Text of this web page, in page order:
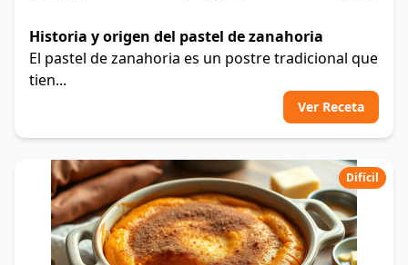
Historia y origen del pastel de zanahoria
El pastel de zanahoria es un postre tradicional que
tien...
Ver Receta
Difícil